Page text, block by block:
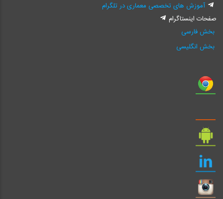
آموزش های تخصصی معماری در تلگرام
صفحات اینستاگرام
بخش فارسی
بخش انگلیسی